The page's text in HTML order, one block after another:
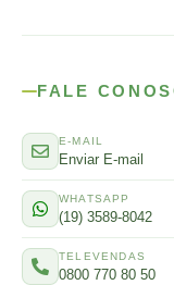
FALE
E-MAIL
Enviar E-mail
WHATSAPP
(19) 3589-8042
TELEVENDAS
0800 770 80 50